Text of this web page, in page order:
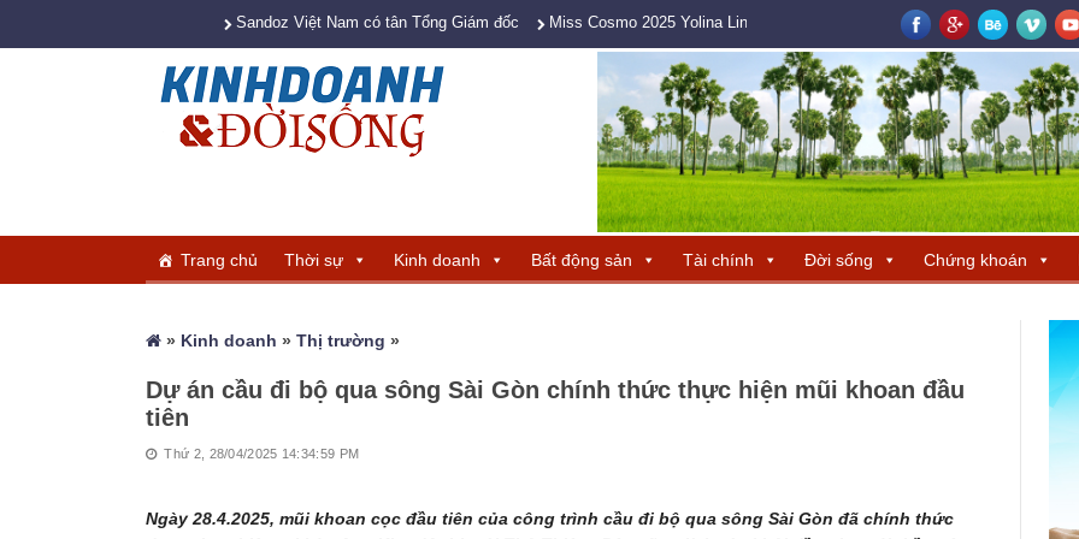
Sandoz Việt Nam có tân Tổng Giám đốc Miss Cosmo 2025 Yolina Lindquist cùng Hoa hậu Hương Giang tìm ra ba
Trang chủ Thời sự Kinh doanh Bất động sản Tài chính Đời sống Chứng khoán
» Kinh doanh » Thị trường »
Dự án cầu đi bộ qua sông Sài Gòn chính thức thực hiện mũi khoan đầu
tiên
Thứ 2, 28/04/2025 14:34:59 PM
Ngày 28.4.2025, mũi khoan cọc đầu tiên của công trình cầu đi bộ qua sông Sài Gòn đã chính thức